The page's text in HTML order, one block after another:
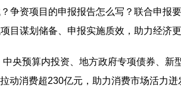
争资项目的申报报告怎么写？联合申
目谋划储备、申报实施质效，助力经济更
央预算内投资、地方政府专项债券、
动消费超230亿元，助力消费市场活力迸